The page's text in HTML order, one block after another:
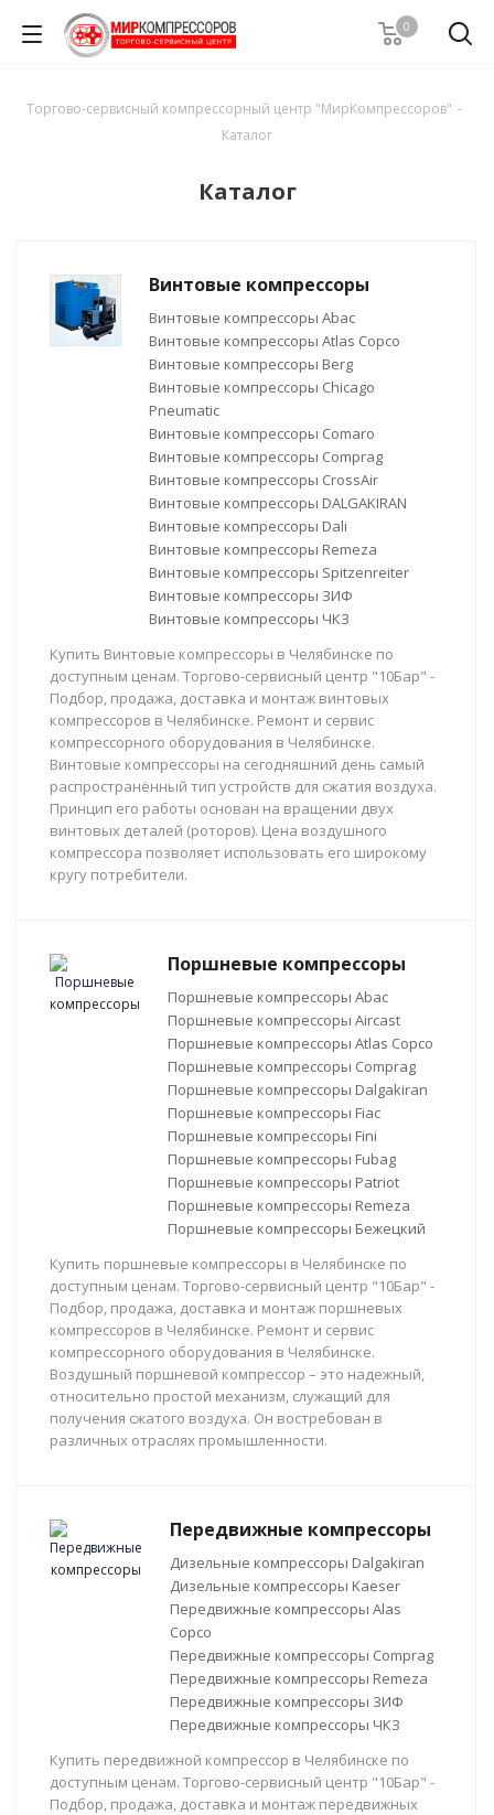
0
Торгово-сервисный компрессорный центр "МирКомпрессоров" -
Каталог
Каталог
Винтовые компрессоры
Винтовые компрессоры Abac
Винтовые компрессоры Atlas Copco
Винтовые компрессоры Berg
Винтовые компрессоры Chicago
Pneumatic
Винтовые компрессоры Comaro
Винтовые компрессоры Comprag
Винтовые компрессоры CrossAir
Винтовые компрессоры DALGAKIRAN
Винтовые компрессоры Dali
Винтовые компрессоры Remeza
Винтовые компрессоры Spitzenreiter
Винтовые компрессоры ЗИФ
Винтовые компрессоры ЧКЗ
Купить Винтовые компрессоры в Челябинске по
доступным ценам. Торгово-сервисный центр "10Бар" -
Подбор, продажа, доставка и монтаж винтовых
компрессоров в Челябинске. Ремонт и сервис
компрессорного оборудования в Челябинске.
Винтовые компрессоры на сегодняшний день самый
распространённый тип устройств для сжатия воздуха.
Принцип его работы основан на вращении двух
винтовых деталей (роторов). Цена воздушного
компрессора позволяет использовать его широкому
кругу потребители.
Поршневые компрессоры
Поршневые компрессоры Abac
Поршневые компрессоры Aircast
Поршневые компрессоры Atlas Copco
Поршневые компрессоры Comprag
Поршневые компрессоры Dalgakiran
Поршневые компрессоры Fiac
Поршневые компрессоры Fini
Поршневые компрессоры Fubag
Поршневые компрессоры Patriot
Поршневые компрессоры Remeza
Поршневые компрессоры Бежецкий
Купить поршневые компрессоры в Челябинске по
доступным ценам. Торгово-сервисный центр "10Бар" -
Подбор, продажа, доставка и монтаж поршневых
компрессоров в Челябинске. Ремонт и сервис
компрессорного оборудования в Челябинске.
Воздушный поршневой компрессор – это надежный,
относительно простой механизм, служащий для
получения сжатого воздуха. Он востребован в
различных отраслях промышленности.
Передвижные компрессоры
Дизельные компрессоры Dalgakiran
Дизельные компрессоры Kaeser
Передвижные компрессоры Alas
Copco
Передвижные компрессоры Comprag
Передвижные компрессоры Remeza
Передвижные компрессоры ЗИФ
Передвижные компрессоры ЧКЗ
Купить передвижной компрессор в Челябинске по
доступным ценам. Торгово-сервисный центр "10Бар" -
Подбор, продажа, доставка и монтаж передвижных